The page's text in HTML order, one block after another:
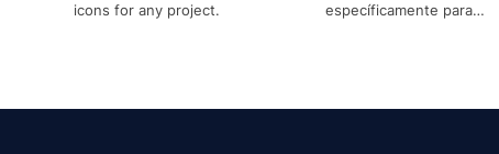
icons for any project.
específicamente para